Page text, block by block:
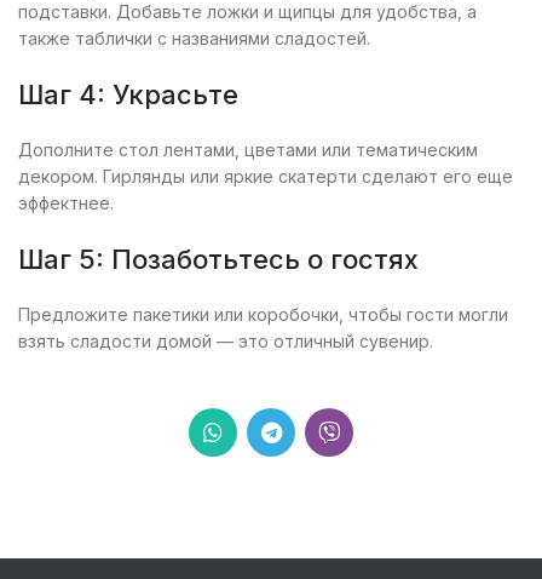
подставки. Добавьте ложки и щипцы для удобства, а
также таблички с названиями сладостей.
Шаг 4: Украсьте
Дополните стол лентами, цветами или тематическим
декором. Гирлянды или яркие скатерти сделают его еще
эффектнее.
Шаг 5: Позаботьтесь о гостях
Предложите пакетики или коробочки, чтобы гости могли
взять сладости домой — это отличный сувенир.